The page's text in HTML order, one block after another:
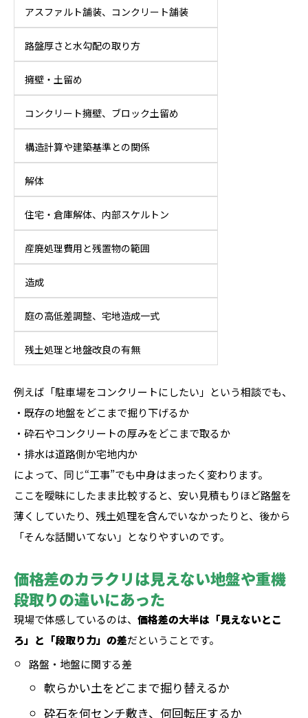
アスファルト舗装、コンクリート舗装
路盤厚さと水勾配の取り方
擁壁・土留め
コンクリート擁壁、ブロック土留め
構造計算や建築基準との関係
解体
住宅・倉庫解体、内部スケルトン
産廃処理費用と残置物の範囲
造成
庭の高低差調整、宅地造成一式
残土処理と地盤改良の有無
例えば「駐車場をコンクリートにしたい」という相談でも、
・既存の地盤をどこまで掘り下げるか
・砕石やコンクリートの厚みをどこまで取るか
・排水は道路側か宅地内か
によって、同じ“工事”でも中身はまったく変わります。
ここを曖昧にしたまま比較すると、安い見積もりほど路盤を
薄くしていたり、残土処理を含んでいなかったりと、後から
「そんな話聞いてない」となりやすいのです。
価格差のカラクリは見えない地盤や重機
段取りの違いにあった
現場で体感しているのは、 価格差の大半は「見えないとこ
ろ」と「段取り力」の差だということです。
路盤・地盤に関する差
軟らかい土をどこまで掘り替えるか
砕石を何センチ敷き、何回転圧するか